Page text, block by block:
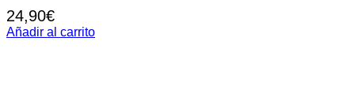
24,90€
Añadir al carrito